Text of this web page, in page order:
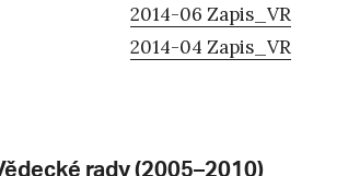
2014-06 Zapis_VR
2014-04 Zapis_VR